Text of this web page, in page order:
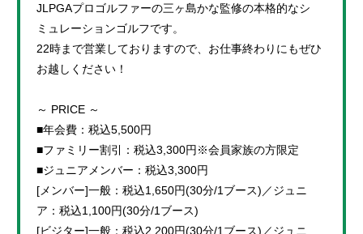
JLPGAプロゴルファーの三ヶ島かな監修の本格的なシ
ミュレーションゴルフです。
22時まで営業しておりますので、お仕事終わりにもぜひ
お越しください！
～ PRICE ～
■年会費：税込5,500円
■ファミリー割引：税込3,300円※会員家族の方限定
■ジュニアメンバー：税込3,300円
[メンバー]一般：税込1,650円(30分/1ブース)／ジュニ
ア：税込1,100円(30分/1ブース)
[ビジター]一般：税込2,200円(30分/1ブース)／ジュニ